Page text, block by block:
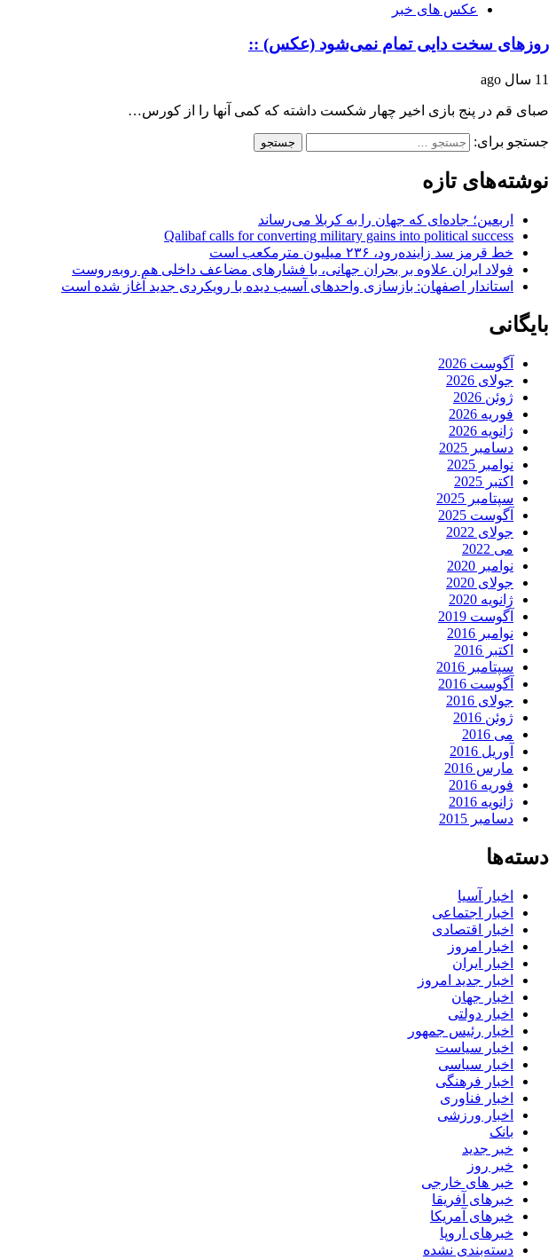
عکس های خبر
روزهای سخت دایی تمام نمی‌شود (عکس) ::
11 سال ago
صبای قم در پنج بازی اخیر چهار شکست داشته که کمی آنها را از کورس…
جستجو برای:
نوشته‌های تازه
اربعین؛ جاده‌ای که جهان را به کربلا می‌رساند
Qalibaf calls for converting military gains into political success
خط قرمز سد زاینده‌رود، ۲۳۶ میلیون مترمکعب است
فولاد ایران علاوه بر بحران جهانی، با فشارهای مضاعف داخلی هم روبه‌روست
استاندار اصفهان: بازسازی واحدهای آسیب دیده با رویکردی جدید آغاز شده است
بایگانی
آگوست 2026
جولای 2026
ژوئن 2026
فوریه 2026
ژانویه 2026
دسامبر 2025
نوامبر 2025
اکتبر 2025
سپتامبر 2025
آگوست 2025
جولای 2022
می 2022
نوامبر 2020
جولای 2020
ژانویه 2020
آگوست 2019
نوامبر 2016
اکتبر 2016
سپتامبر 2016
آگوست 2016
جولای 2016
ژوئن 2016
می 2016
آوریل 2016
مارس 2016
فوریه 2016
ژانویه 2016
دسامبر 2015
دسته‌ها
اخبار آسیا
اخبار اجتماعی
اخبار اقتصادی
اخبار امروز
اخبار ایران
اخبار جدید امروز
اخبار جهان
اخبار دولتی
اخبار رئیس جمهور
اخبار سیاست
اخبار سیاسی
اخبار فرهنگی
اخبار فناوری
اخبار ورزشی
بانک
خبر جدید
خبر روز
خبر های خارجی
خبرهای آفریقا
خبرهای آمریکا
خبرهای اروپا
دسته‌بندی نشده